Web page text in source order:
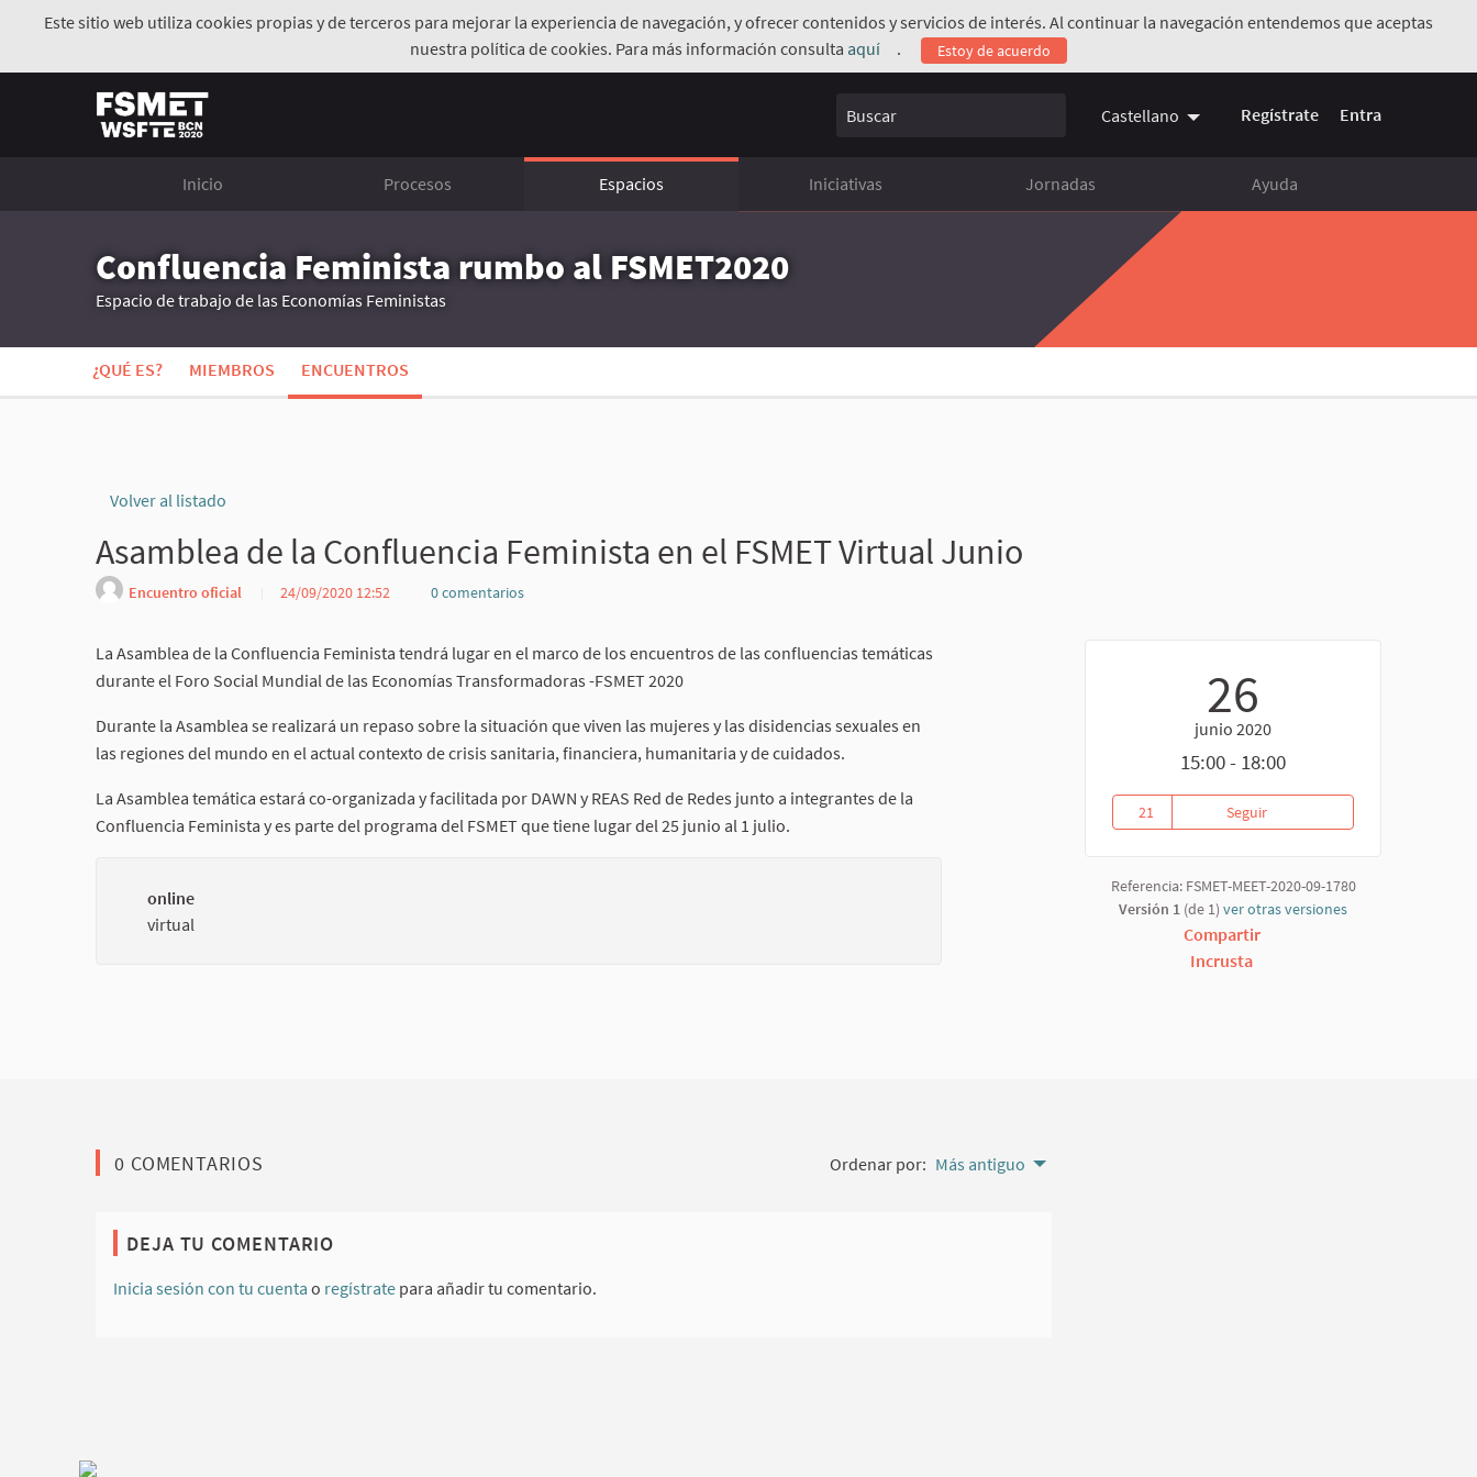
Este sitio web utiliza cookies propias y de terceros para mejorar la experiencia de navegación, y ofrecer contenidos y servicios de interés. Al continuar la navegación entendemos que aceptas
nuestra política de cookies. Para más información consulta aquí
(Enlace externo)
. Estoy de acuerdo
Buscar Castellano Regístrate Entra
Inicio Procesos Espacios Iniciativas Jornadas Ayuda
Confluencia Feminista rumbo al FSMET2020
Espacio de trabajo de las Economías Feministas
¿QUÉ ES? MIEMBROS ENCUENTROS
Volver al listado
Asamblea de la Confluencia Feminista en el FSMET Virtual Junio
Encuentro oficial 24/09/2020 12:52 0 comentarios
26
junio 2020
15:00 - 18:00
21
21 seguidoras
SeguirAsamblea de la Confluencia
Referencia: FSMET-MEET-2020-09-1780
Versión 1 (de 1) ver otras versiones
Compartir
Incrusta
La Asamblea de la Confluencia Feminista tendrá lugar en el marco de los encuentros de las confluencias temáticas
durante el Foro Social Mundial de las Economías Transformadoras -FSMET 2020
Durante la Asamblea se realizará un repaso sobre la situación que viven las mujeres y las disidencias sexuales en
las regiones del mundo en el actual contexto de crisis sanitaria, financiera, humanitaria y de cuidados.
La Asamblea temática estará co-organizada y facilitada por DAWN y REAS Red de Redes junto a integrantes de la
Confluencia Feminista y es parte del programa del FSMET que tiene lugar del 25 junio al 1 julio.
online
virtual
0 COMENTARIOS Ordenar por: Más antiguo
DEJA TU COMENTARIO
Inicia sesión con tu cuenta o regístrate para añadir tu comentario.